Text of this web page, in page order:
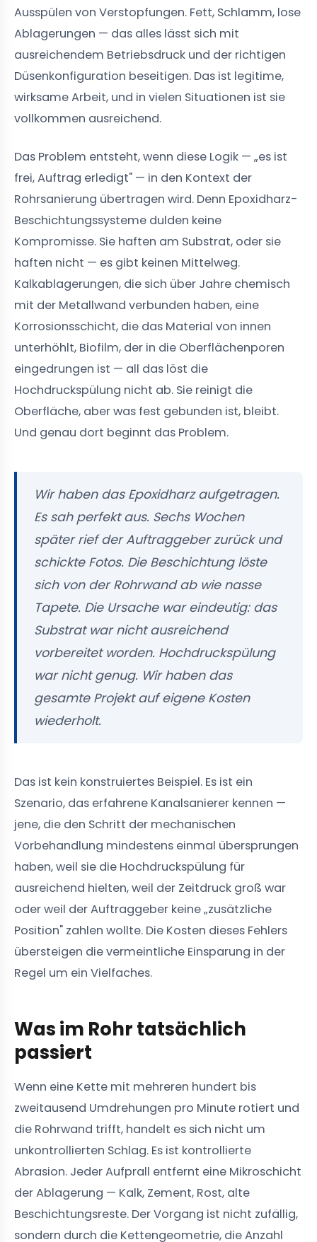
Ausspülen von Verstopfungen. Fett, Schlamm, lose
Ablagerungen — das alles lässt sich mit
ausreichendem Betriebsdruck und der richtigen
Düsenkonfiguration beseitigen. Das ist legitime,
wirksame Arbeit, und in vielen Situationen ist sie
vollkommen ausreichend.
Das Problem entsteht, wenn diese Logik — „es ist
frei, Auftrag erledigt" — in den Kontext der
Rohrsanierung übertragen wird. Denn Epoxidharz-
Beschichtungssysteme dulden keine
Kompromisse. Sie haften am Substrat, oder sie
haften nicht — es gibt keinen Mittelweg.
Kalkablagerungen, die sich über Jahre chemisch
mit der Metallwand verbunden haben, eine
Korrosionsschicht, die das Material von innen
unterhöhlt, Biofilm, der in die Oberflächenporen
eingedrungen ist — all das löst die
Hochdruckspülung nicht ab. Sie reinigt die
Oberfläche, aber was fest gebunden ist, bleibt.
Und genau dort beginnt das Problem.
Wir haben das Epoxidharz aufgetragen.
Es sah perfekt aus. Sechs Wochen
später rief der Auftraggeber zurück und
schickte Fotos. Die Beschichtung löste
sich von der Rohrwand ab wie nasse
Tapete. Die Ursache war eindeutig: das
Substrat war nicht ausreichend
vorbereitet worden. Hochdruckspülung
war nicht genug. Wir haben das
gesamte Projekt auf eigene Kosten
wiederholt.
Das ist kein konstruiertes Beispiel. Es ist ein
Szenario, das erfahrene Kanalsanierer kennen —
jene, die den Schritt der mechanischen
Vorbehandlung mindestens einmal übersprungen
haben, weil sie die Hochdruckspülung für
ausreichend hielten, weil der Zeitdruck groß war
oder weil der Auftraggeber keine „zusätzliche
Position" zahlen wollte. Die Kosten dieses Fehlers
übersteigen die vermeintliche Einsparung in der
Regel um ein Vielfaches.
Was im Rohr tatsächlich
passiert
Wenn eine Kette mit mehreren hundert bis
zweitausend Umdrehungen pro Minute rotiert und
die Rohrwand trifft, handelt es sich nicht um
unkontrollierten Schlag. Es ist kontrollierte
Abrasion. Jeder Aufprall entfernt eine Mikroschicht
der Ablagerung — Kalk, Zement, Rost, alte
Beschichtungsreste. Der Vorgang ist nicht zufällig,
sondern durch die Kettengeometrie, die Anzahl